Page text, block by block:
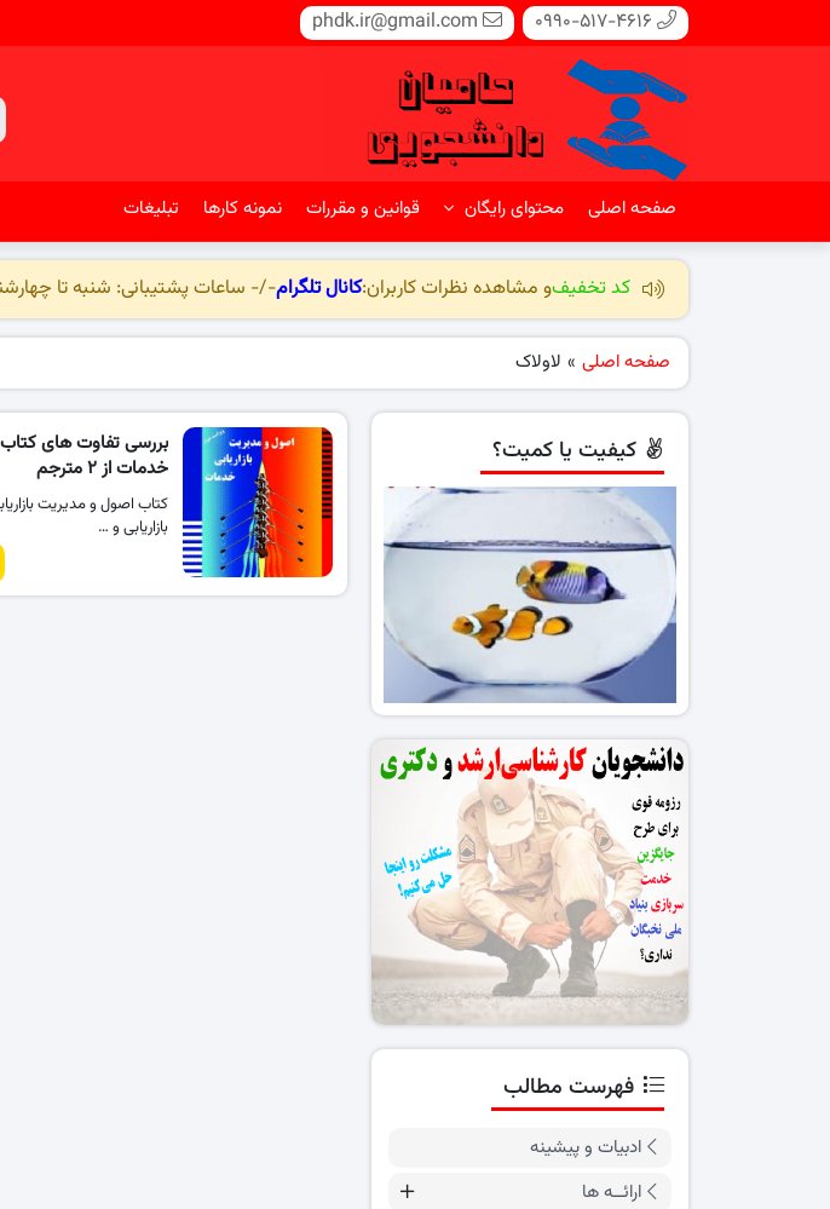
0990-517-4616
phdk.ir@gmail.com
صفحه اصلی محتوای رایگان قوانین و مقررات نمونه کارها تبلیغات
کد تخفیفو مشاهده نظرات کاربران:کانال تلگرام-/- ساعات پشتیبانی: شنبه تا چهارشنبه، 13:00 تا
صفحه اصلی » لاولاک
بررسی تفاوت های کتاب
خدمات از ۲ مترجم
کتاب اصول و مدیریت
بازاریابی و …
کیفیت یا کمیت؟
فهرست مطالب
ادبیات و پیشینه
ارائــه ها